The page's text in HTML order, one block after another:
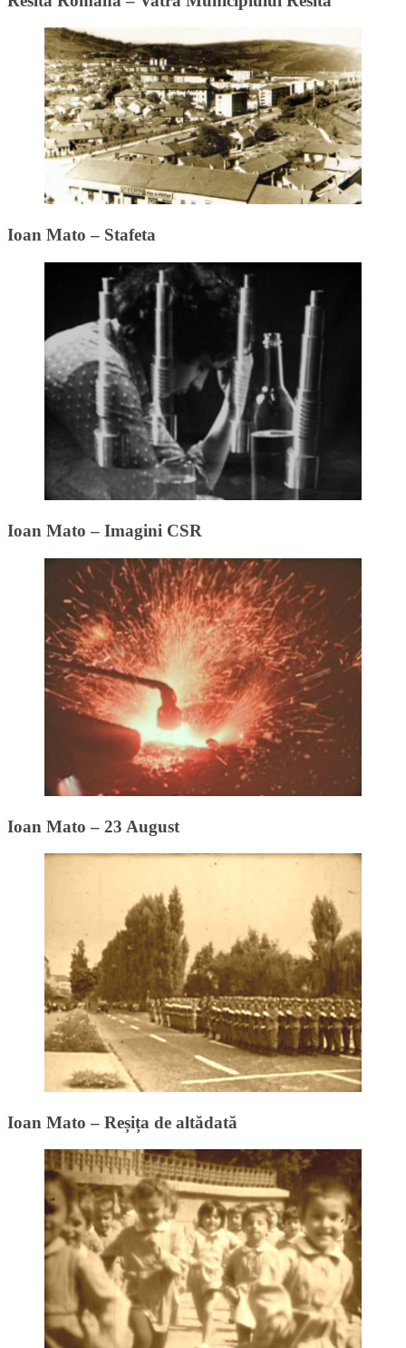
Ioan Mato – Stafeta
Ioan Mato – Imagini CSR
Ioan Mato – 23 August
Ioan Mato – Reșița de altădată